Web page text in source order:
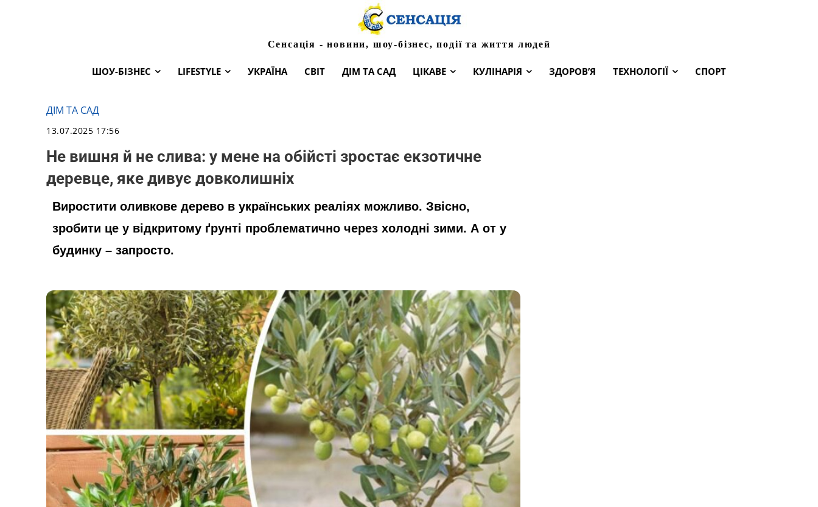
Сенсація - новини, шоу-бізнес, події та життя людей
ШОУ-БІЗНЕС LIFESTYLE УКРАЇНА СВІТ ДІМ ТА САД ЦІКАВЕ КУЛІНАРІЯ ЗДОРОВ’Я ТЕХНОЛОГІЇ СПОРТ
ДІМ ТА САД
13.07.2025 17:56
Не вишня й не слива: у мене на обійсті зростає екзотичне
деревце, яке дивує довколишніх
Виростити оливкове дерево в українських реаліях можливо. Звісно,
зробити це у відкритому ґрунті проблематично через холодні зими. А от у
будинку – запросто.